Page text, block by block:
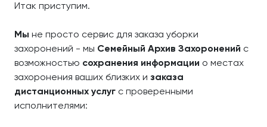
Итак приступим.
Мы не просто сервис для заказа уборки
захоронений - мы Семейный Архив Захоронений с
возможностью сохранения информации о местах
захоронения ваших близких и заказа
дистанционных услуг с проверенными
исполнителями: